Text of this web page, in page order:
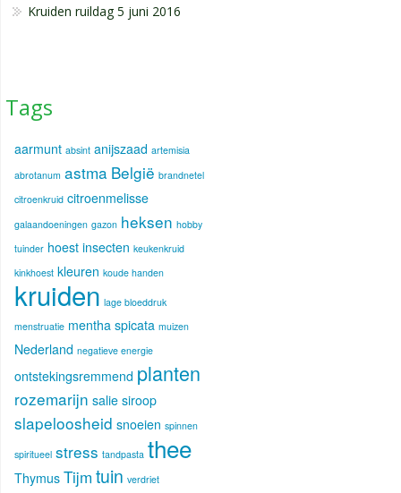
Kruiden ruildag 5 juni 2016
Tags
aarmunt absint anijszaad artemisia
abrotanum astma België brandnetel
citroenkruid citroenmelisse
galaandoeningen gazon heksen hobby
tuinder hoest insecten keukenkruid
kinkhoest kleuren koude handen
kruiden lage bloeddruk
menstruatie mentha spicata muizen
Nederland negatieve energie
ontstekingsremmend planten
rozemarijn salie siroop
slapeloosheid snoeien spinnen
spiritueel stress tandpasta thee
Thymus Tijm tuin verdriet